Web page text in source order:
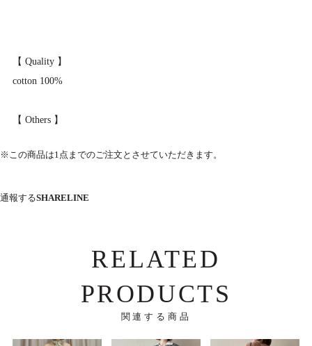
【 Quality 】
cotton 100%
【 Others 】
※この商品は1点までのご注文とさせていただきます。
通報するSHARELINE
RELATED
PRODUCTS
関連する商品